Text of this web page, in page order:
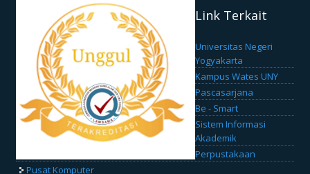
Link Terkait
Universitas Negeri
Yogyakarta
Kampus Wates UNY
Pascasarjana
Be - Smart
Sistem Informasi
Akademik
Perpustakaan
Pusat Komputer